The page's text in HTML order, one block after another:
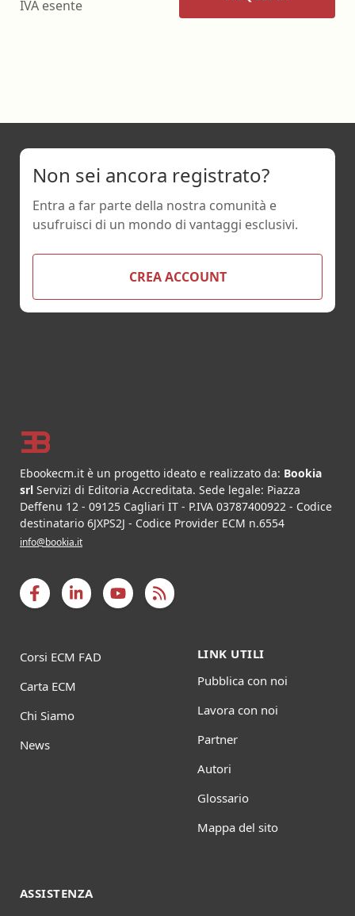
IVA esente
Non sei ancora registrato?
Entra a far parte della nostra comunità e
usufruisci di un mondo di vantaggi esclusivi.
CREA ACCOUNT
Ebookecm.it è un progetto ideato e realizzato da: Bookia
srl Servizi di Editoria Accreditata. Sede legale: Piazza
Deffenu 12 - 09125 Cagliari IT - P.IVA 03787400922 - Codice
destinatario 6JXPS2J - Codice Provider ECM n.6554
info@bookia.it
Corsi ECM FAD
Carta ECM
Chi Siamo
News
LINK UTILI
Pubblica con noi
Lavora con noi
Partner
Autori
Glossario
Mappa del sito
ASSISTENZA